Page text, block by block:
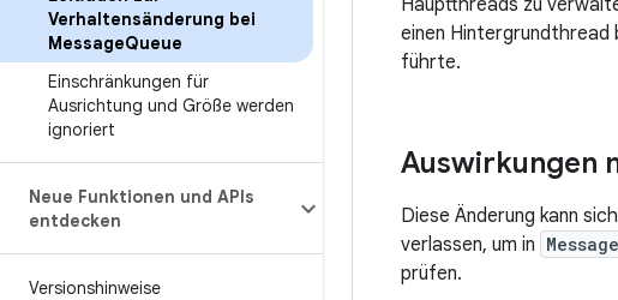
Verhaltensänderung bei
MessageQueue
Einschränkungen für
Ausrichtung und Größe werden
ignoriert
Neue Funktionen und APIs
entdecken
Versionshinweise
Hauptthreads zu
einen Hintergrundthread
führte.
Auswirkungen
Diese Änderung kann
verlassen, um in
prüfen.